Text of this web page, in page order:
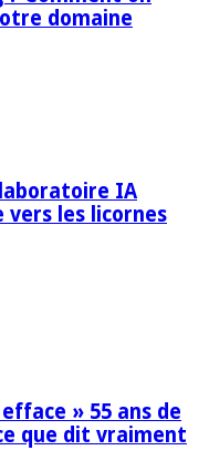
domaine
IA
vers les licornes
» 55 ans de
que dit vraiment